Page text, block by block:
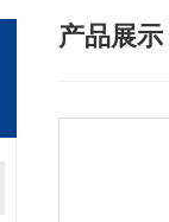
产品展示